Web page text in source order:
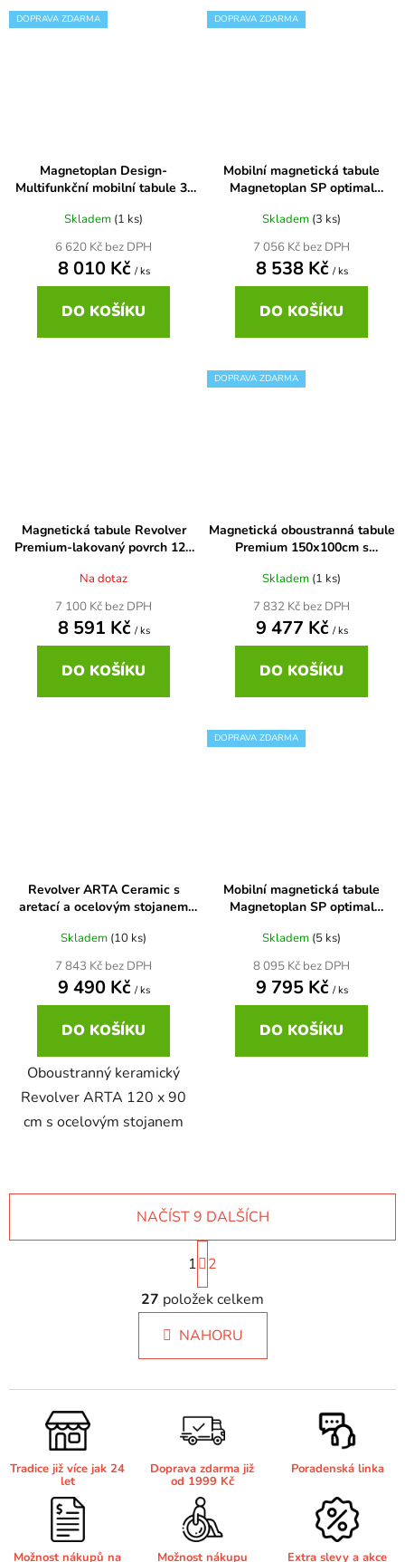
DOPRAVA ZDARMA
Magnetoplan Design-
Multifunkční mobilní tabule 3-
Skladem (1 ks)
6 620 Kč bez DPH
8 010 Kč / ks
DO KOŠÍKU
DOPRAVA ZDARMA
Mobilní magnetická tabule
Magnetoplan SP optimal
Skladem (3 ks)
7 056 Kč bez DPH
8 538 Kč / ks
DO KOŠÍKU
Magnetická tabule Revolver
Premium-lakovaný povrch 120
Na dotaz
7 100 Kč bez DPH
8 591 Kč / ks
DO KOŠÍKU
DOPRAVA ZDARMA
Magnetická oboustranná tabule
Premium 150x100cm s
Skladem (1 ks)
7 832 Kč bez DPH
9 477 Kč / ks
DO KOŠÍKU
Revolver ARTA Ceramic s
aretací a ocelovým stojanem
Skladem (10 ks)
7 843 Kč bez DPH
9 490 Kč / ks
DO KOŠÍKU
Oboustranný keramický
Revolver ARTA 120 x 90
cm s ocelovým stojanem
DOPRAVA ZDARMA
Mobilní magnetická tabule
Magnetoplan SP optimal
Skladem (5 ks)
8 095 Kč bez DPH
9 795 Kč / ks
DO KOŠÍKU
O
v
l
á
d
a
í
p
r
v
k
y
v
NAČÍST 9 DALŠÍCH
S
t
r
á
n
k
á
í
1
2
27 položek celkem
NAHORU
Tradice již více jak 24
let
Doprava zdarma již
od 1999 Kč
Poradenská linka
Možnost nákupů na Možnost nákupu Extra slevy a akce